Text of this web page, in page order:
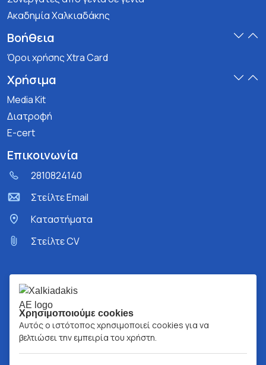
Ακαδημία Χαλκιαδάκης
Βοήθεια
Όροι χρήσης Xtra Card
Χρήσιμα
Media Kit
Διατροφή
E-cert
Επικοινωνία
2810824140
Στείλτε Email
Kαταστήματα
Στείλτε CV
Χρησιμοποιούμε cookies
Αυτός ο ιστότοπος χρησιμοποιεί cookies για να
βελτιώσει την εμπειρία του χρήστη.